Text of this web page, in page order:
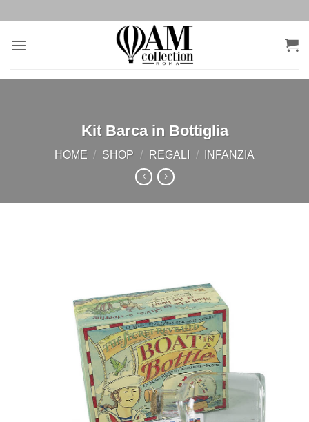
contenuti
Kit Barca in Bottiglia
HOME / SHOP / REGALI / INFANZIA